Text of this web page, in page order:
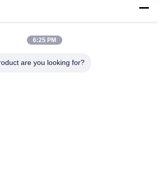
κεραία 800-2500MHZ επιτροπής
9DBi, άσπρη
κεραία οροφής 5DBi υψηλής ισχύος
6:25 PM
are you looking for?